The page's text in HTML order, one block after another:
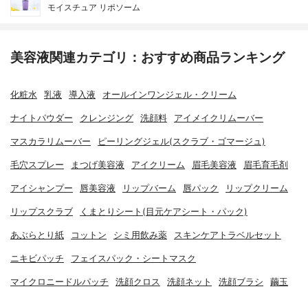
モイスチュア リポソーム
美容液関連カテゴリ：おすすめ商品ランキング
化粧水 乳液 導入液 オールインワンジェル・クリーム
ナイトパウダー クレンジング 洗顔料 アイメイクリムーバー
マスカラリムーバー ピーリングジェル(スクラブ・ゴマージュ)
毛穴スプレー まつげ美容液 アイクリーム 眉毛美容液 眉毛育毛剤
アイシャンプー 唇美容液 リップバーム 唇パック リップクリーム
リップスクラブ くまとりシート(目元ケアシート・パック)
あぶらとり紙 コットン シミ用飲み薬 スキンケアトラベルセット
ニキビパッチ フェイスパック・シートマスク
マイクロニードルパッチ 洗顔クロス 洗顔ネット 洗顔ブラシ 繭玉